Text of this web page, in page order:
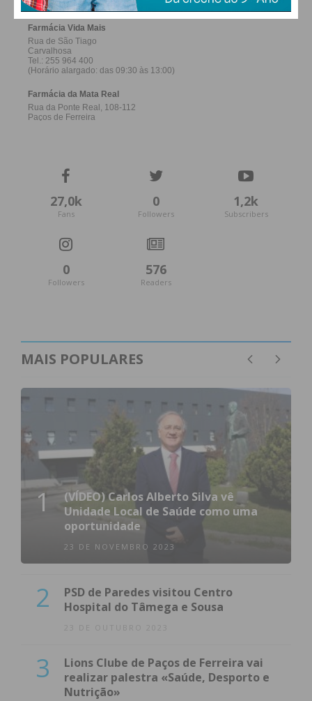
27,0k
Fans
0
Followers
1,2k
Subscribers
0
Followers
576
Readers
MAIS POPULARES
1
(VÍDEO) Carlos Alberto Silva vê
Unidade Local de Saúde como uma
oportunidade
23 DE NOVEMBRO 2023
2
PSD de Paredes visitou Centro
Hospital do Tâmega e Sousa
23 DE OUTUBRO 2023
3
Lions Clube de Paços de Ferreira vai
realizar palestra «Saúde, Desporto e
Nutrição»